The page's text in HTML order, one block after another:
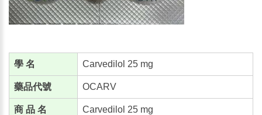
學 名 Carvedilol 25 mg
藥品代號 OCARV
商 品 名 Carvedilol 25 mg